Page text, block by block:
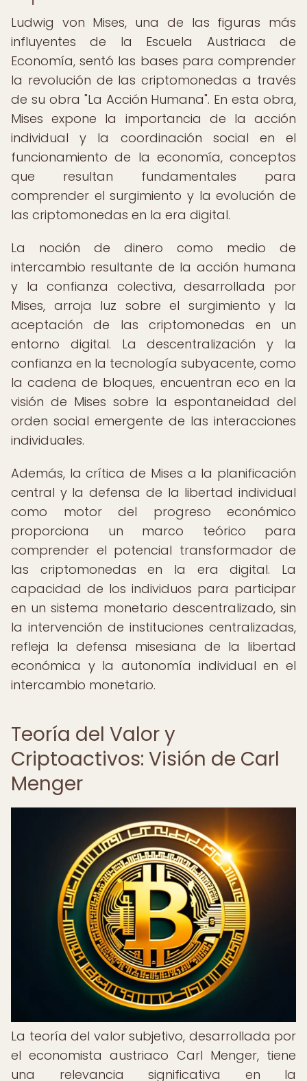
Ludwig von Mises, una de las figuras más
influyentes de la Escuela Austriaca de
Economía, sentó las bases para comprender
la revolución de las criptomonedas a través
de su obra "La Acción Humana". En esta obra,
Mises expone la importancia de la acción
individual y la coordinación social en el
funcionamiento de la economía, conceptos
que resultan fundamentales para
comprender el surgimiento y la evolución de
las criptomonedas en la era digital.
La noción de dinero como medio de
intercambio resultante de la acción humana
y la confianza colectiva, desarrollada por
Mises, arroja luz sobre el surgimiento y la
aceptación de las criptomonedas en un
entorno digital. La descentralización y la
confianza en la tecnología subyacente, como
la cadena de bloques, encuentran eco en la
visión de Mises sobre la espontaneidad del
orden social emergente de las interacciones
individuales.
Además, la crítica de Mises a la planificación
central y la defensa de la libertad individual
como motor del progreso económico
proporciona un marco teórico para
comprender el potencial transformador de
las criptomonedas en la era digital. La
capacidad de los individuos para participar
en un sistema monetario descentralizado, sin
la intervención de instituciones centralizadas,
refleja la defensa misesiana de la libertad
económica y la autonomía individual en el
intercambio monetario.
Teoría del Valor y
Criptoactivos: Visión de Carl
Menger
La teoría del valor subjetivo, desarrollada por
el economista austriaco Carl Menger, tiene
una relevancia significativa en la